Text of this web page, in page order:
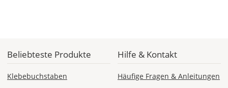
Priority
Deutschland
Beliebteste Produkte
Klebebuchstaben
Hilfe & Kontakt
Häufige Fragen & Anleitungen